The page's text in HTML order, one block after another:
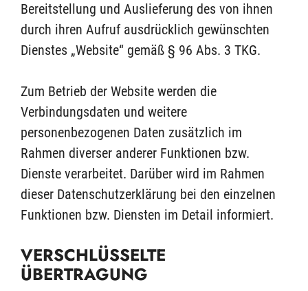
Bereitstellung und Auslieferung des von ihnen
durch ihren Aufruf ausdrücklich gewünschten
Dienstes „Website“ gemäß § 96 Abs. 3 TKG.
Zum Betrieb der Website werden die
Verbindungsdaten und weitere
personenbezogenen Daten zusätzlich im
Rahmen diverser anderer Funktionen bzw.
Dienste verarbeitet. Darüber wird im Rahmen
dieser Datenschutzerklärung bei den einzelnen
Funktionen bzw. Diensten im Detail informiert.
VERSCHLÜSSELTE
ÜBERTRAGUNG